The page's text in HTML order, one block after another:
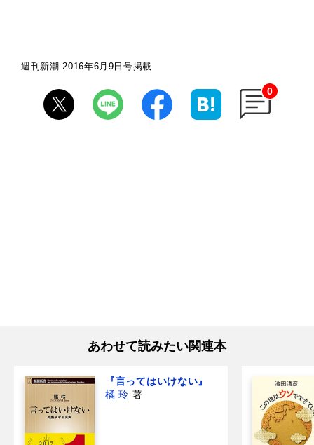
週刊新潮 2016年6月9日号掲載
0
あわせて読みたい関連本
『言ってはいけない』
橘 玲 著